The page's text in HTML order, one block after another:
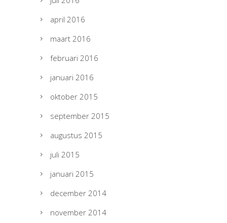
april 2016
maart 2016
februari 2016
januari 2016
oktober 2015
september 2015
augustus 2015
juli 2015
januari 2015
december 2014
november 2014